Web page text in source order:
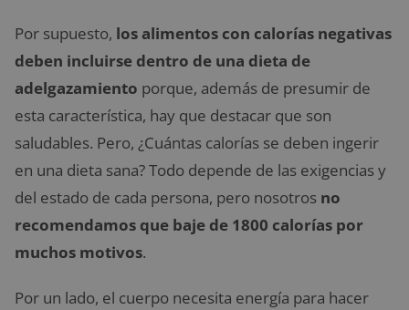
Por supuesto, los alimentos con calorías negativas
deben incluirse dentro de una dieta de
adelgazamiento porque, además de presumir de
esta característica, hay que destacar que son
saludables. Pero, ¿Cuántas calorías se deben ingerir
en una dieta sana? Todo depende de las exigencias y
del estado de cada persona, pero nosotros no
recomendamos que baje de 1800 calorías por
muchos motivos.
Por un lado, el cuerpo necesita energía para hacer